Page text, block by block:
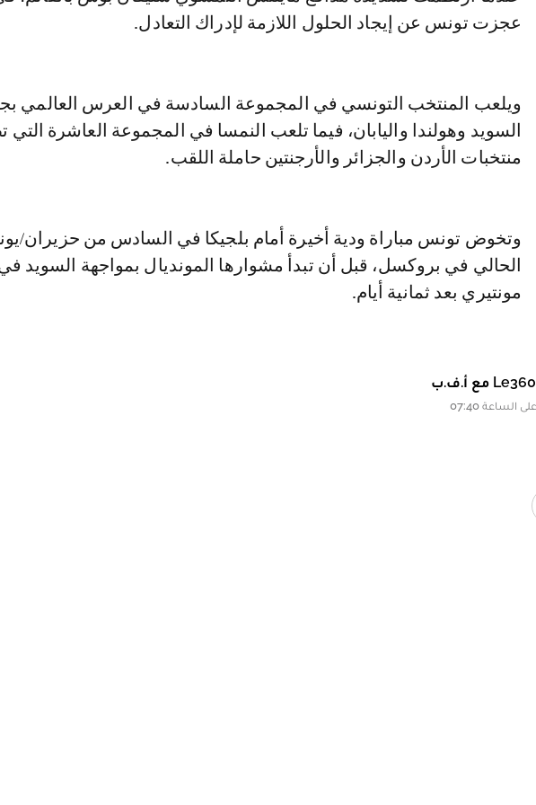
عجزت تونس عن إيجاد الحلول اللازمة لإدراك التعادل.
ويلعب المنتخب التونسي في المجموعة السادسة في العرس العالمي
السويد وهولندا واليابان، فيما تلعب النمسا في المجموعة العاشرة التي
منتخبات الأردن والجزائر والأرجنتين حاملة اللقب.
وتخوض تونس مباراة ودية أخيرة أمام بلجيكا في السادس من حزيران/
الحالي في بروكسل، قبل أن تبدأ مشوارها المونديال بمواجهة السويد
مونتيري بعد ثمانية أيام.
Le360 مع أ.ف.ب